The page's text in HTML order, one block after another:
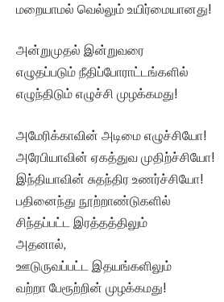
மறையாமல் வெல்லும் உயிர்மையானது!
அன்றுமுதல் இன்றுவரை
எழுதப்படும் நீதிப்போராட்டங்களில்
எழுந்திடும் எழுச்சி முழக்கமது!
அமேரிக்காவின் அடிமை எழுச்சியோ!
அரேபியாவின் ஏகத்துவ முதிற்ச்சியோ!
இந்தியாவின் சுதந்திர உணர்ச்சியோ!
பதினைந்து நூற்றாண்டுகளில்
சிந்தப்பட்ட இரத்தத்திலும்
அதனால்,
ஊடுருவப்பட்ட இதயங்களிலும்
வற்றா பேரூற்றின் முழக்கமது!